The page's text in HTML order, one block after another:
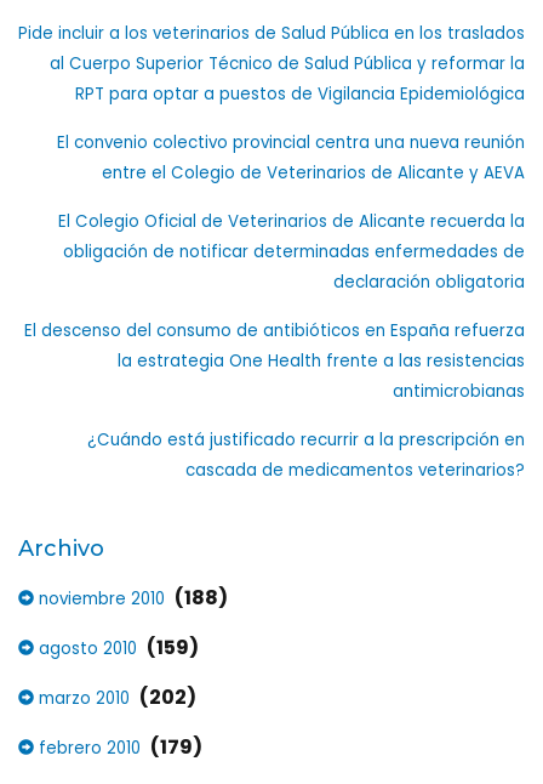
Pide incluir a los veterinarios de Salud Pública en los traslados
al Cuerpo Superior Técnico de Salud Pública y reformar la
RPT para optar a puestos de Vigilancia Epidemiológica
El convenio colectivo provincial centra una nueva reunión
entre el Colegio de Veterinarios de Alicante y AEVA
El Colegio Oficial de Veterinarios de Alicante recuerda la
obligación de notificar determinadas enfermedades de
declaración obligatoria
El descenso del consumo de antibióticos en España refuerza
la estrategia One Health frente a las resistencias
antimicrobianas
¿Cuándo está justificado recurrir a la prescripción en
cascada de medicamentos veterinarios?
Archivo
noviembre 2010 (188)
agosto 2010 (159)
marzo 2010 (202)
febrero 2010 (179)